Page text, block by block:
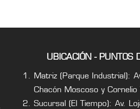
UBICACIÓN - PUNTOS
Matriz (Parque Industrial):
Chacón Moscoso y Cornelio
Sucursal (El Tiempo): Av.